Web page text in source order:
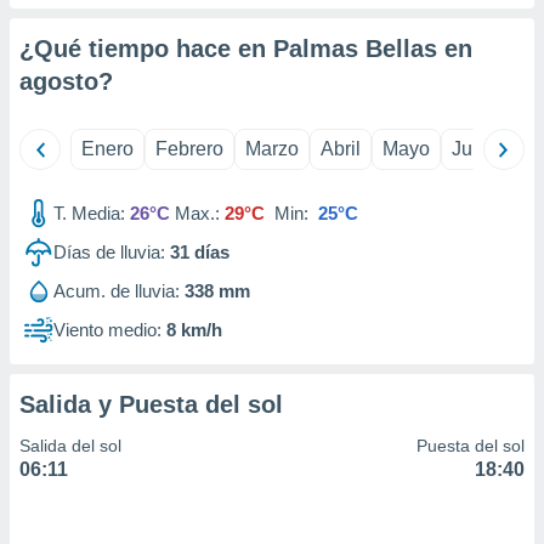
u
datos
en
un
o acceder
¿Qué tiempo hace en Palmas Bellas en
agosto?
Enero Febrero Marzo Abril Mayo Junio
T. Media: 26°C Max.: 29°C Min: 25°C
Días de lluvia: 31 días
Acum. de lluvia: 338 mm
Viento medio: 8 km/h
Salida y Puesta del sol
Salida del sol
06:11
Puesta del sol
18:40